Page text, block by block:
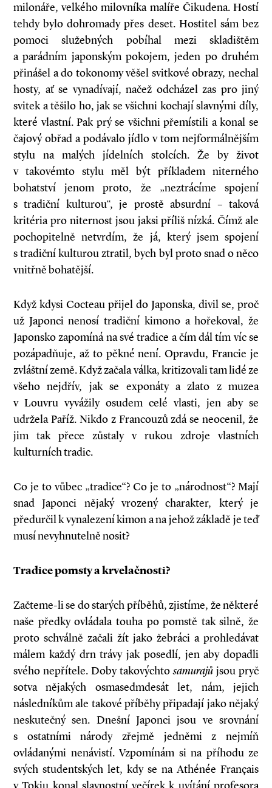
milonáře, velkého milovníka malíře Čikudena. Hostí
tehdy bylo dohromady přes deset. Hostitel sám bez
pomoci služebných pobíhal mezi skladištěm
a parádním japonským pokojem, jeden po druhém
přinášel a do tokonomy věšel svitkové obrazy, nechal
hosty, ať se vynadívají, načež odcházel zas pro jiný
svitek a těšilo ho, jak se všichni kochají slavnými díly,
které vlastní. Pak prý se všichni přemístili a konal se
čajový obřad a podávalo jídlo v tom nejformálnějším
stylu na malých jídelních stolcích. Že by život
v takovémto stylu měl být příkladem niterného
bohatství jenom proto, že „neztrácíme spojení
s tradiční kulturou“, je prostě absurdní – taková
kritéria pro niternost jsou jaksi příliš nízká. Čímž ale
pochopitelně netvrdím, že já, který jsem spojení
s tradiční kulturou ztratil, bych byl proto snad o něco
vnitřně bohatější.
Když kdysi Cocteau přijel do Japonska, divil se, proč
už Japonci nenosí tradiční kimono a hořekoval, že
Japonsko zapomíná na své tradice a čím dál tím víc se
pozápadňuje, až to pěkné není. Opravdu, Francie je
zvláštní země. Když začala válka, kritizovali tam lidé ze
všeho nejdřív, jak se exponáty a zlato z muzea
v Louvru vyvážily osudem celé vlasti, jen aby se
udržela Paříž. Nikdo z Francouzů zdá se neocenil, že
jim tak přece zůstaly v rukou zdroje vlastních
kulturních tradic.
Co je to vůbec „tradice“? Co je to „národnost“? Mají
snad Japonci nějaký vrozený charakter, který je
předurčil k vynalezení kimon a na jehož základě je teď
musí nevyhnutelně nosit?
Tradice pomsty a krvelačnosti?
Začteme-li se do starých příběhů, zjistíme, že některé
naše předky ovládala touha po pomstě tak silně, že
proto schválně začali žít jako žebráci a prohledávat
málem každý drn trávy jak posedlí, jen aby dopadli
svého nepřítele. Doby takovýchtosamurajů jsou pryč
sotva nějakých osmasedmdesát let, nám, jejich
následníkům ale takové příběhy připadají jako nějaký
neskutečný sen. Dnešní Japonci jsou ve srovnání
s ostatními národy zřejmě jedněmi z nejmíň
ovládanými nenávistí. Vzpomínám si na příhodu ze
svých studentských let, kdy se na Athénée Français